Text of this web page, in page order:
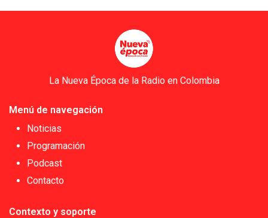
La Nueva Época de la Radio en Colombia
Menú de navegación
Noticias
Programación
Podcast
Contacto
Contexto y soporte